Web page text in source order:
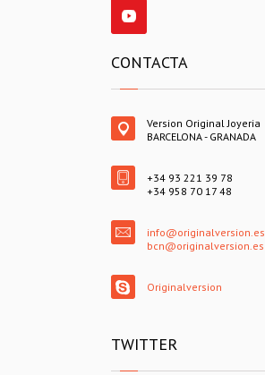
CONTACTA
Version Original Joyeria
BARCELONA - GRANADA
+34 93 221 39 78
+34 958 70 17 48
info@originalversion.es
bcn@originalversion.es
Originalversion
TWITTER